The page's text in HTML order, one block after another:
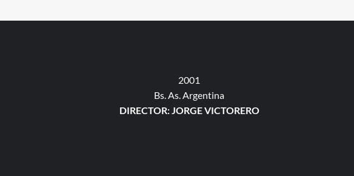
2001
Bs. As. Argentina
DIRECTOR: JORGE VICTORERO